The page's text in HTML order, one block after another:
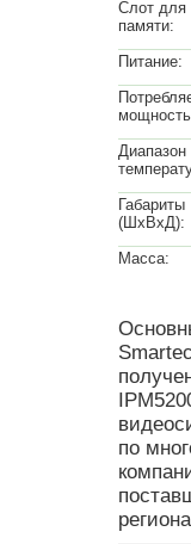
Слот для
памяти:
Питание:
Диапазон
Габариты
(ШхВхД):
Масса:
по